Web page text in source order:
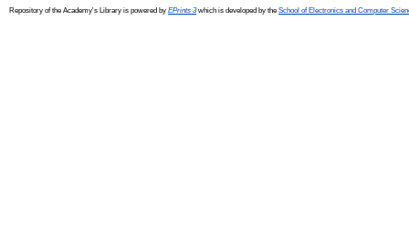
Repository of the Academy's Library is powered by EPrints 3which is developed by the School of Electronics and Computer